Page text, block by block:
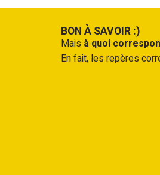
BON À SAVOIR :)
Mais à quoi
En fait, les repères